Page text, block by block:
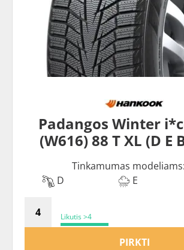
Padangos Winter
(W616) 88 T XL (D E
Tinkamumas modeliams:
D
E
Likutis >4
PIRKTI